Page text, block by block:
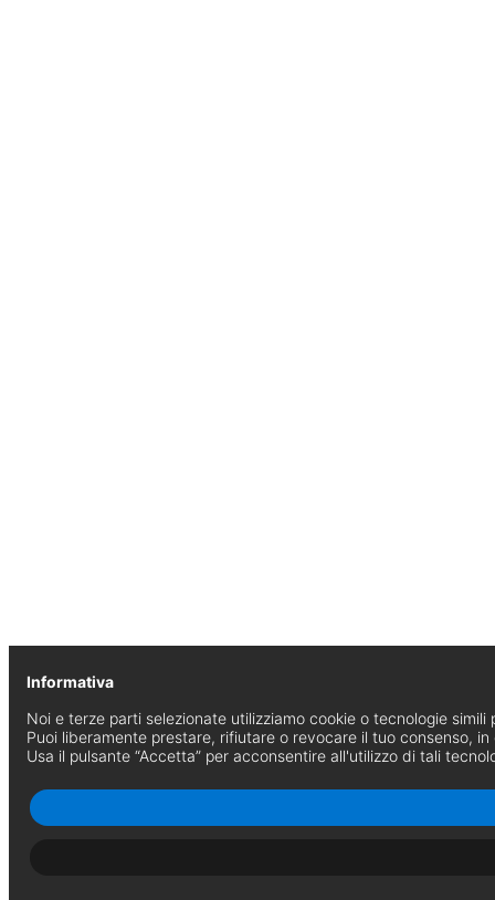
Informativa
Noi e terze parti selezionate utilizziamo cookie o tecnologie
Puoi liberamente prestare, rifiutare o revocare il tuo consenso, in
Usa il pulsante “Accetta” per acconsentire all'utilizzo di tali